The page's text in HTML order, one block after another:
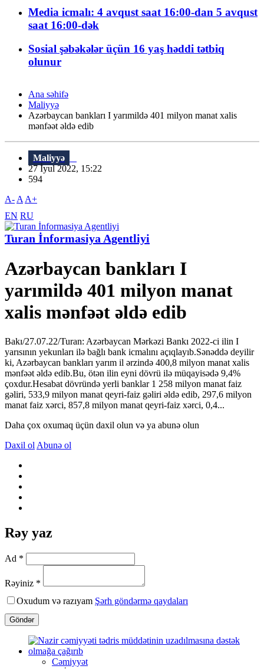
Media icmalı: 4 avqust saat 16:00-dan 5 avqust
saat 16:00-dək
Sosial şəbəkələr üçün 16 yaş həddi tətbiq
olunur
Ana səhifə
Maliyyə
Azərbaycan bankları I yarımildə 401 milyon manat xalis
mənfəət əldə edib
Maliyyə
27 İyul 2022, 15:22
594
A- A A+
EN RU
Turan İnformasiya Agentliyi
Azərbaycan bankları I
yarımildə 401 milyon manat
xalis mənfəət əldə edib
Bakı/27.07.22/Turan: Azərbaycan Mərkəzi Bankı 2022-ci ilin I
yarısının yekunları ilə bağlı bank icmalını açıqlayıb.Sənəddə deyilir
ki, Azərbaycan bankları yarım il ərzində 400,8 milyon manat xalis
mənfəət əldə edib.Bu, ötən ilin eyni dövrü ilə müqayisədə 9,4%
çoxdur.Hesabat dövründə yerli banklar 1 258 milyon manat faiz
gəliri, 533,9 milyon manat qeyri-faiz gəliri əldə edib, 297,6 milyon
manat faiz xərci, 857,8 milyon manat qeyri-faiz xərci, 0,4...
Daha çox oxumaq üçün daxil olun və ya abunə olun
Daxil ol Abunə ol
Rəy yaz
Ad *
Rəyiniz *
Oxudum və razıyam Şərh göndərmə qaydaları
Göndər
Cəmiyyət